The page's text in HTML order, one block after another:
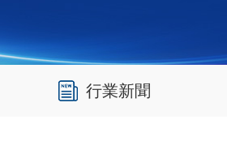
行業新聞